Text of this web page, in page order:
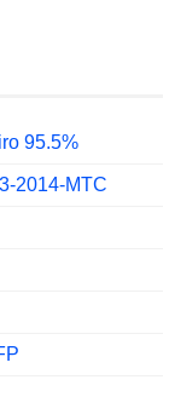
95.5%
2014-MTC